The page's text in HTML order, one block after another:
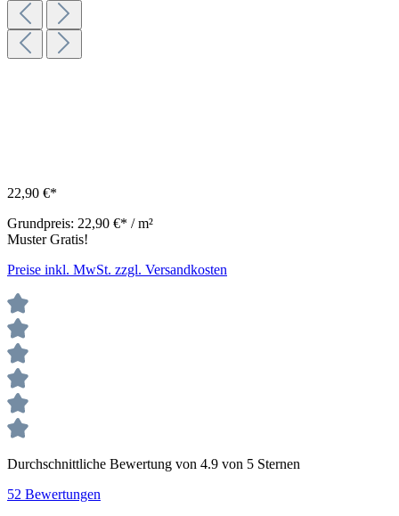
22,90 €*
Grundpreis: 22,90 €* / m²
Muster Gratis!
Preise inkl. MwSt. zzgl. Versandkosten
Durchschnittliche Bewertung von 4.9 von 5 Sternen
52 Bewertungen